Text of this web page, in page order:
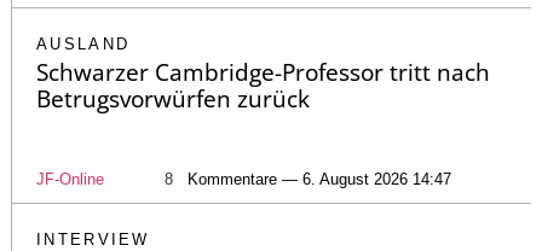
AUSLAND
Schwarzer Cambridge-Professor tritt nach
Betrugsvorwürfen zurück
JF-Online 8 Kommentare — 6. August 2026 14:47
INTERVIEW